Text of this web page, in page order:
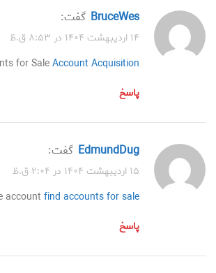
BruceWes گفت:
۱۴ اردیبهشت ۱۴۰۴ در ۸:۵۳ ق.ظ
for SaleAccount Acquisition
پاسخ
EdmundDug گفت:
۱۵ اردیبهشت ۱۴۰۴ در ۲:۰۴ ق.ظ
account find accounts for sale
پاسخ